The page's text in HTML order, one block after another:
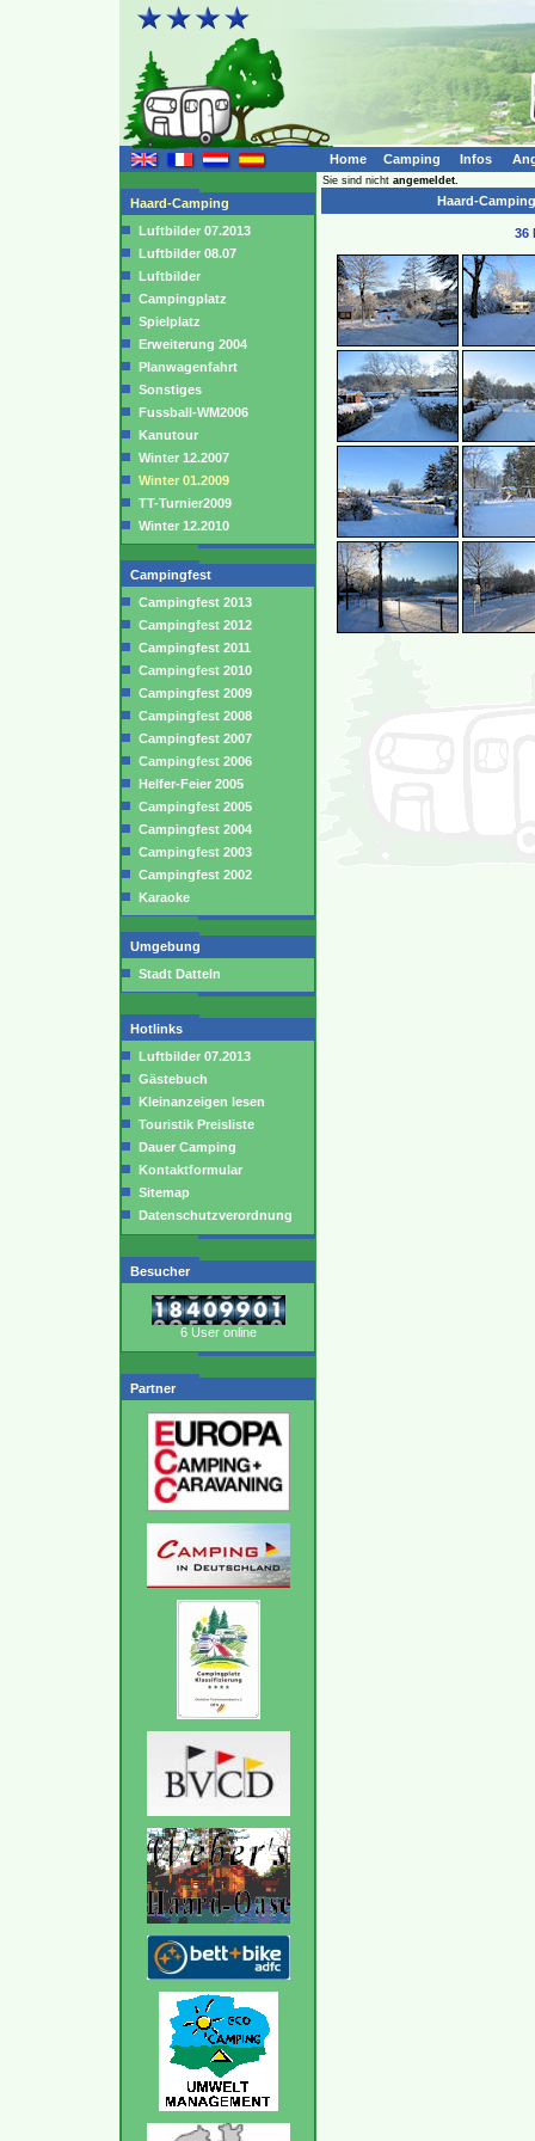
Home Camping Infos
Haard-Camping
Luftbilder 07.2013
Luftbilder 08.07
Luftbilder
Campingplatz
Spielplatz
Erweiterung 2004
Planwagenfahrt
Sonstiges
Fussball-WM2006
Kanutour
Winter 12.2007
Winter 01.2009
TT-Turnier2009
Winter 12.2010
Campingfest
Campingfest 2013
Campingfest 2012
Campingfest 2011
Campingfest 2010
Campingfest 2009
Campingfest 2008
Campingfest 2007
Campingfest 2006
Helfer-Feier 2005
Campingfest 2005
Campingfest 2004
Campingfest 2003
Campingfest 2002
Karaoke
Umgebung
Stadt Datteln
Hotlinks
Luftbilder 07.2013
Gästebuch
Kleinanzeigen lesen
Touristik Preisliste
Dauer Camping
Kontaktformular
Sitemap
Datenschutzverordnung
Besucher
6 User online
Partner
Sie sind nicht angemeldet.
Haard-
36